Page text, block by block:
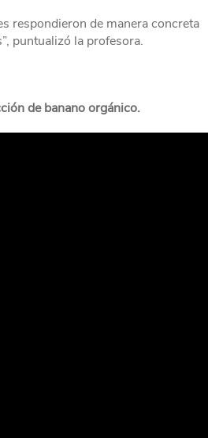
respondieron de manera concreta
puntualizó la profesora.
de banano orgánico.